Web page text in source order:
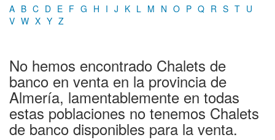
A B C D E F G H I J K L M N O P Q R S T U
V W X Y Z
No hemos encontrado Chalets de
banco en venta en la provincia de
Almería, lamentablemente en todas
estas poblaciones no tenemos Chalets
de banco disponibles para la venta.